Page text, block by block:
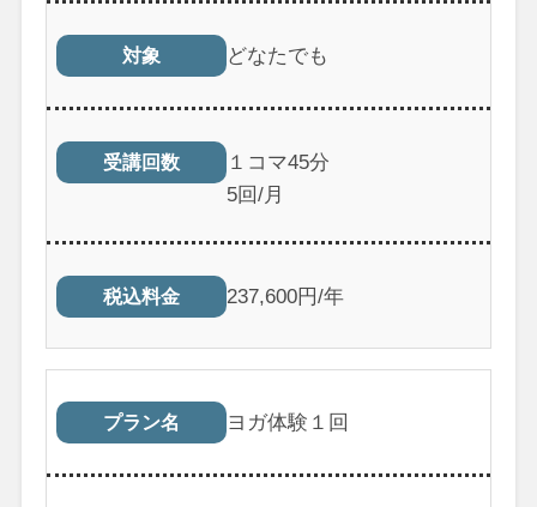
対象 どなたでも
受講回数
１コマ45分
5回/月
税込料金 237,600円/年
プラン名 ヨガ体験１回